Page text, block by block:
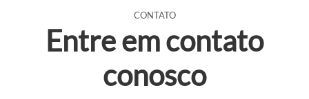
CONTATO
Entre em contato
conosco